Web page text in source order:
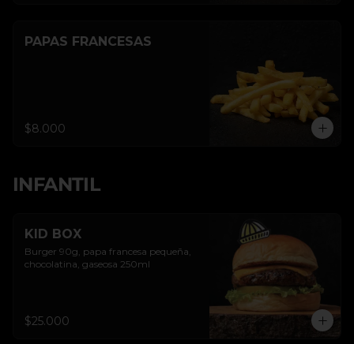
PAPAS FRANCESAS
$8.000
INFANTIL
KID BOX
Burger 90g, papa francesa pequeña,
chocolatina, gaseosa 250ml
$25.000